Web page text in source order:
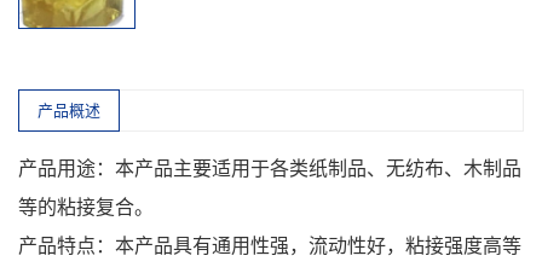
产品概述
产品用途：本产品主要适用于各类纸制品、无纺布、木制品
等的粘接复合。
产品特点：本产品具有通用性强，流动性好，粘接强度高等